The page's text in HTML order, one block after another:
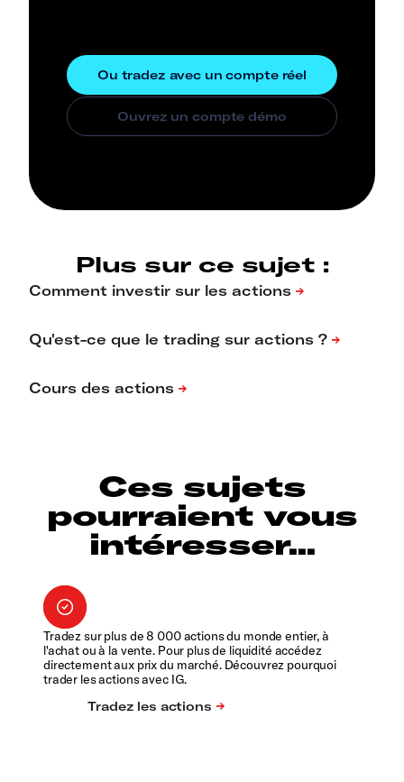
Plus sur ce sujet :
Ces sujets
pourraient vous
intéresser...
Tradez sur plus de 8 000 actions du monde entier, à
l'achat ou à la vente. Pour plus de liquidité accédez
directement aux prix du marché. Découvrez pourquoi
trader les actions avec IG.